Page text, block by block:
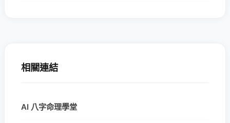
相關連結
AI 八字命理學堂